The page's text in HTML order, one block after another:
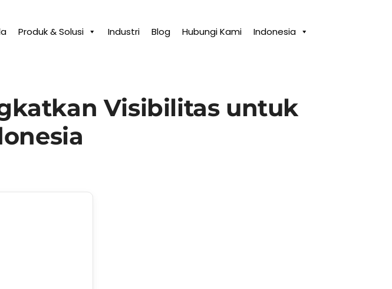
Produk & Solusi Industri Blog Hubungi Kami Indonesia
Visibilitas untuk